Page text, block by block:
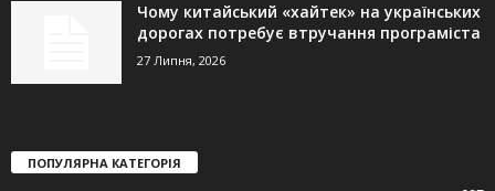
Чому китайський «хайтек» на українських
дорогах потребує втручання програміста
27 Липня, 2026
ПОПУЛЯРНА КАТЕГОРІЯ